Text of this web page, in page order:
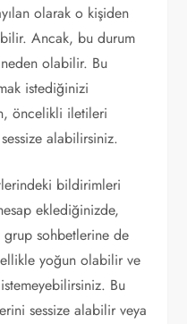
olarak o kişiden
Ancak, bu durum
olabilir. Bu
istediğinizi
öncelikli iletileri
alabilirsiniz.
bildirimleri
eklediğinizde,
sohbetlerine de
yoğun olabilir ve
Bu
sessize alabilir veya